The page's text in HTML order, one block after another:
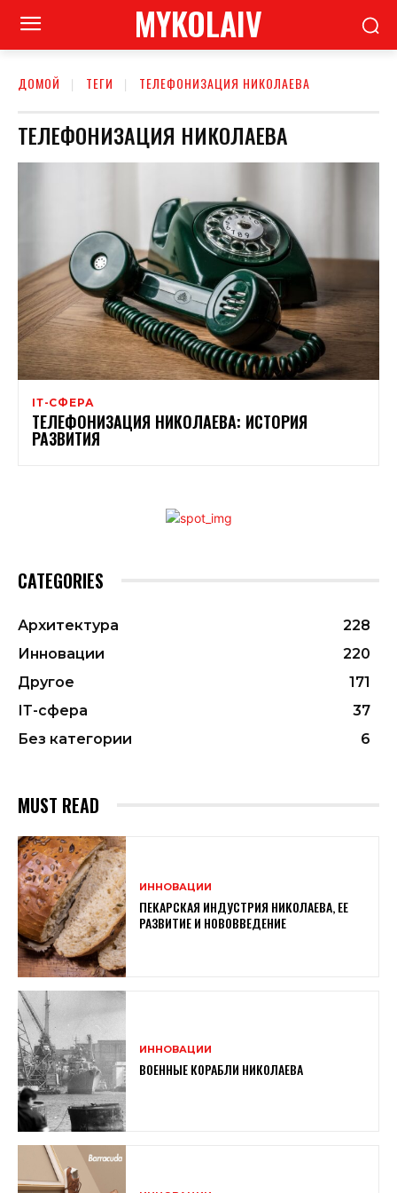
MYKOLAIV
ДОМОЙ ТЕГИ ТЕЛЕФОНИЗАЦИЯ НИКОЛАЕВА
ТЕЛЕФОНИЗАЦИЯ НИКОЛАЕВА
ІТ-СФЕРА
ТЕЛЕФОНИЗАЦИЯ НИКОЛАЕВА: ИСТОРИЯ
РАЗВИТИЯ
CATEGORIES
Архитектура
228
Инновации
220
Другое
171
ІТ-сфера
37
Без категории
6
MUST READ
ИННОВАЦИИ
ПЕКАРСКАЯ ИНДУСТРИЯ НИКОЛАЕВА, ЕЕ
РАЗВИТИЕ И НОВОВВЕДЕНИЕ
ИННОВАЦИИ
ВОЕННЫЕ КОРАБЛИ НИКОЛАЕВА